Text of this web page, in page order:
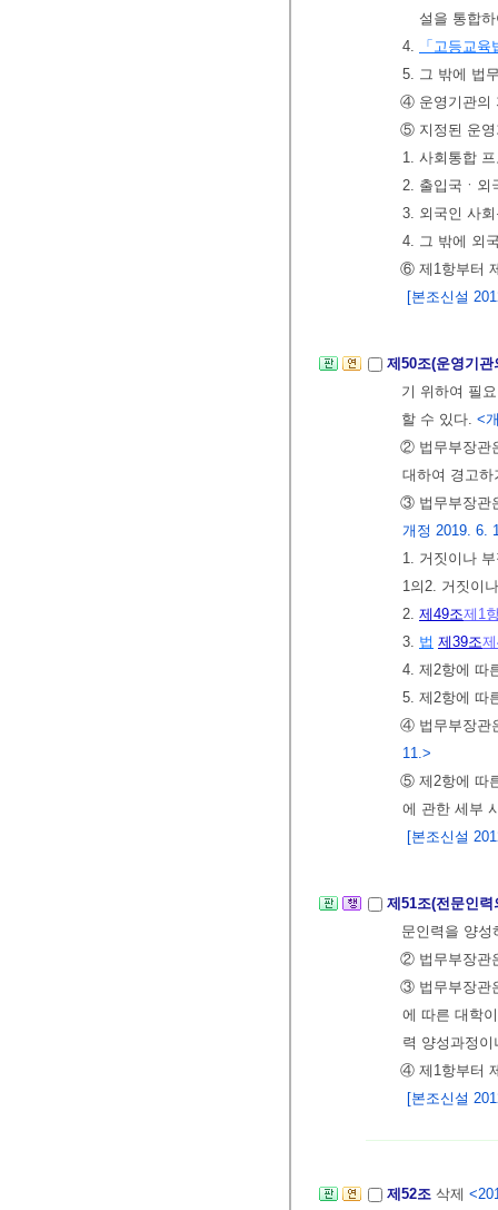
설을 통합
4.
「고등교육
5. 그 밖에 법
④ 운영기관의
⑤ 지정된 운영
1. 사회통합
2. 출입국ㆍ외
3. 외국인 사
4. 그 밖에 외
⑥ 제1항부터
[본조신설
제50조(운영기
기 위하여 필
할 수 있다. <
② 법무부장관
대하여 경고
③ 법무부장관
개정 2019. 6.
1. 거짓이나
1의2. 거짓이
2. 제49조제1
3. 법 제39조
4. 제2항에 따
5. 제2항에 따
④ 법무부장관
11.>
⑤ 제2항에 따
에 관한 세부
[본조신설
제51조(전문인
문인력을 양
② 법무부장관
③ 법무부장관
에 따른 대학
력 양성과정
④ 제1항부터
[본조신설
제52조 삭제